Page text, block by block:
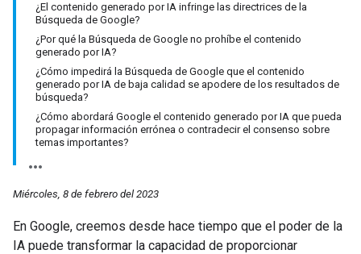
¿El contenido generado por IA infringe las directrices de la
Búsqueda de Google?
¿Por qué la Búsqueda de Google no prohíbe el contenido
generado por IA?
¿Cómo impedirá la Búsqueda de Google que el contenido
generado por IA de baja calidad se apodere de los resultados de
búsqueda?
¿Cómo abordará Google el contenido generado por IA que pueda
propagar información errónea o contradecir el consenso sobre
temas importantes?
Miércoles, 8 de febrero del 2023
En Google, creemos desde hace tiempo que el poder de la
IA puede transformar la capacidad de proporcionar